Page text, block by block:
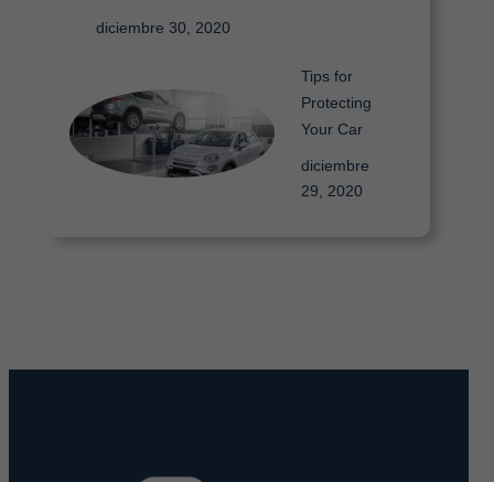
diciembre 30, 2020
Tips for
Protecting
Your Car
diciembre
29, 2020